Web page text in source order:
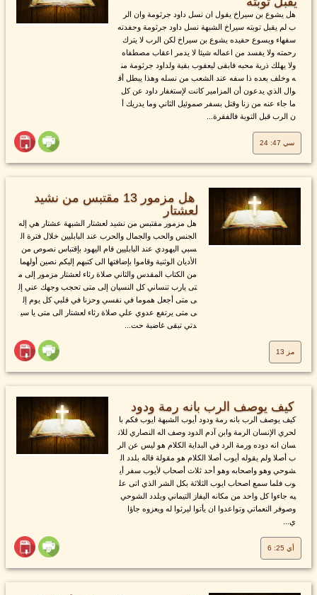
هل يشوع بن سيراخ يقول ان نسل داود جرثومة وان الر
ب لم يقبل توبته سيراخ الشبهة نسل داود جرثومة وحفدته
سفهاء ويسوع حفيده يشوع بن سيراخ لكن الرب لا يترك
رحمته ولا يفسد من اعماله شيئا لا يدمر اعقاب مصطفاه
ولا يهلك ذرية محبه فابقى ليعقوب بقية ولداود جرثومة من
ه وخلف بعده ذا سفه عند الشعب من نسله وهذا يبطل أق
وال الذي يدعون أن المزامير كانت لإستغفار داود عن كل
ما جاء عنه من زنا وقتل بسفر صموئيل الثاني وما يدريك أ
ن الرب قبل التوبة فالفقرة...
سي 47: 24
هل مزمور 13 مقتبس من نشيد
لعشتار
هل مزمور مقتبس من نشيد لعشتار الشبهة عشتار هي إله
الجنس والحب والجمال والحرب عند البابليين خلال فترة ال
سبي اليهودي عند البابليين قام اليهود بإقتباس نصوص من
الأديان الوثنية وقاموا بإضافتها الى كتبهم إليكم نصين أولهما
من الكتاب المقدس والثاني صلاة رثاء لعشتار مزمور إلى م
تى يارب تنساني كل النسيان إلى متى تحجب وجهك عني إل
ى متى أجعل هموما في نفسي وحزنا في قلبي كل يوم إل
ى متى يرتفع عدوي علي صلاة رثاء لعشتار الى متى يا سي
دتي تبقى غاضبة حت...
مز 13
كيف يوصف الرب بانه رمة ودود
كيف يوصف الرب بانه رمة ودود أيوب الشبهة ايوب فكم با
لحري الإنسان الرمة وابن آدم الدود وصف اله النصاري للان
سان انه دوده ورمة الرد في البداية الكلام هو ليس عن الر
ب أصلا ولم يقوله أيوب أصلا الكلام هو مقولة قاله بلدد ال
شوحي وهو واصحابه وهو أحد ثلاث أصحاب لأيوب سفر أي
وب فلما سمع اصحاب ايوب الثلاثة بكل الشر الذي اتى عل
يه جاءوا كل واحد من مكانه اليفاز التيماني وبلدد الشوحي
وصوفر النعماتي وتواعدوا ان يأتوا ليرثوا له ويعزوه جاؤا
ي...
أي 25: 6